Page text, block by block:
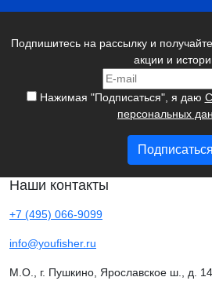
Подпишитесь на рассылку и
акции и
Нажимая "Подписаться", я даю
персональных
Подписаться
Наши контакты
+7 (495) 066-9099
info@youfisher.ru
М.О., г. Пушкино, Ярославское ш., д.